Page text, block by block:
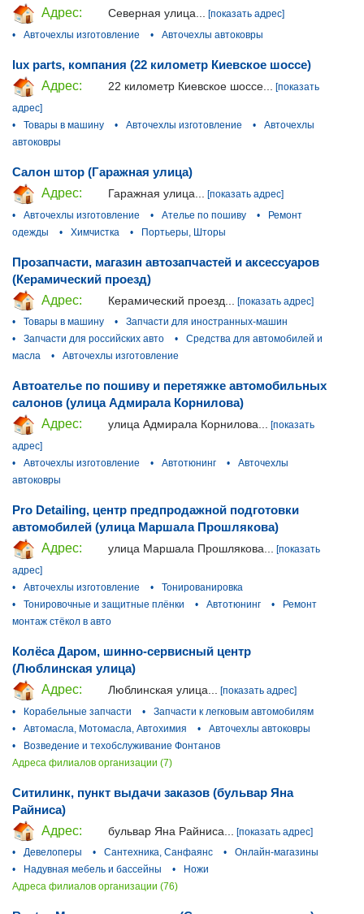
Адрес:
Северная улица... [показать адрес]
•
Авточехлы изготовление • Авточехлы автоковры
lux parts, компания (22 километр Киевское шоссе)
Адрес:
22 километр Киевское шоссе...
[показать
адрес]
•
Товары в машину • Авточехлы изготовление •
Авточехлы
автоковры
Салон штор (Гаражная улица)
Адрес:
Гаражная улица...
[показать адрес]
•
Авточехлы изготовление • Ателье по пошиву •
Ремонт
одежды
• Химчистка • Портьеры, Шторы
Прозапчасти, магазин автозапчастей и аксессуаров
(Керамический проезд)
Адрес:
Керамический проезд...
[показать адрес]
•
Товары в машину •
Запчасти для иностранных-машин
•
Запчасти для российских авто •
Средства для автомобилей и
масла
• Авточехлы изготовление
Автоателье по пошиву и перетяжке автомобильных
салонов (улица Адмирала Корнилова)
Адрес:
улица Адмирала Корнилова... [показать
адрес]
•
Авточехлы изготовление • Автотюнинг •
Авточехлы
автоковры
Pro Detailing, центр предпродажной подготовки
автомобилей (улица Маршала Прошлякова)
Адрес:
улица Маршала Прошлякова...
[показать
адрес]
•
Авточехлы изготовление •
Тонированировка
•
Тонировочные и защитные плёнки • Автотюнинг •
Ремонт
монтаж стёкол в авто
Колёса Даром, шинно-сервисный центр
(Люблинская улица)
Адрес:
Люблинская улица...
[показать адрес]
•
Корабельные запчасти •
Запчасти к легковым автомобилям
•
Автомасла, Мотомасла, Автохимия •
Авточехлы автоковры
•
Возведение и техобслуживание Фонтанов
Адреса филиалов организации (7)
Ситилинк, пункт выдачи заказов (бульвар Яна
Райниса)
Адрес:
бульвар Яна Райниса...
[показать адрес]
•
Девелоперы • Сантехника, Санфаянс •
Онлайн-магазины
•
Надувная мебель и бассейны •
Ножи
Адреса филиалов организации (76)